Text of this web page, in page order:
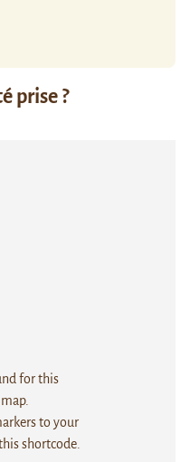
prise ?
for this
to your
shortcode.